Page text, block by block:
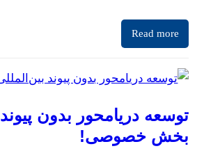
Read more
توسعه دریامحور بدون
بخش خصوصی!